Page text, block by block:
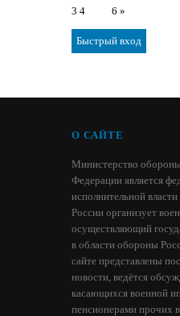
3 4 6 »
О САЙТЕ
Министерство
Федерации является
исполнительной
России организует
осуществляющий
в области обороны
сайте представлены
новости, ведётся
касающихся военной
пенсионерами прочих